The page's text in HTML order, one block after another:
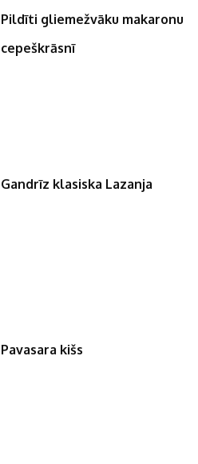
Pildīti gliemežvāku makaronu
cepeškrāsnī
Gandrīz klasiska Lazanja
Pavasara kišs